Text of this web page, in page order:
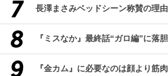
長澤まさみベッドシーン称賛の理由
『ミスなか』最終話“ガロ編”に落
『金カム』に必要なのは顔より筋